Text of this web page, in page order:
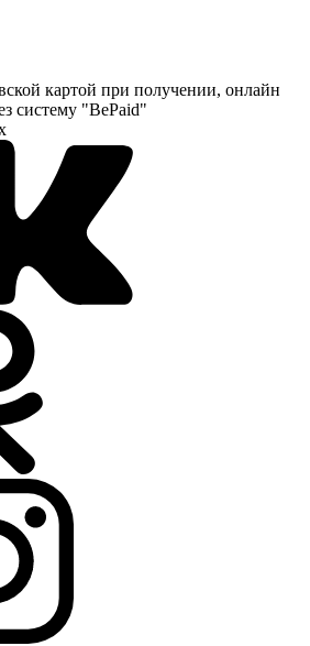
картой при получении, онлайн
систему "BePaid"